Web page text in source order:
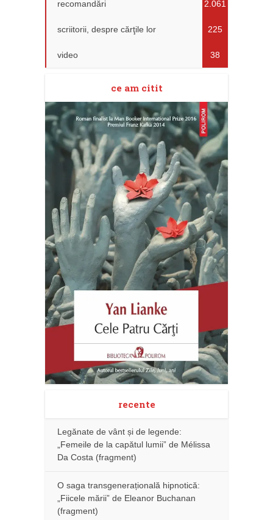
recomandări 2.061
scriitorii, despre cărţile lor 225
video 38
ce am citit
recente
Legănate de vânt și de legende:
„Femeile de la capătul lumii” de Mélissa
Da Costa (fragment)
O saga transgenerațională hipnotică:
„Fiicele mării” de Eleanor Buchanan
(fragment)